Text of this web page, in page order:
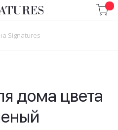
дома цвета